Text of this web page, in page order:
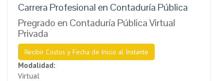
Carrera Profesional en Contaduría Pública
Pregrado en Contaduría Pública Virtual
Privada
Recibir Costos y Fecha de Inicio al Instante
Modalidad:
Virtual